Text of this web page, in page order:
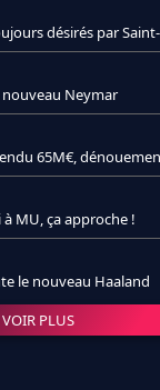
désirés par
nouveau Neymar
65M€,
MU, ça approche !
le nouveau Haaland
VOIR PLUS